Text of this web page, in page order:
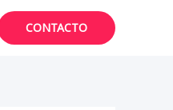
CONTACTO